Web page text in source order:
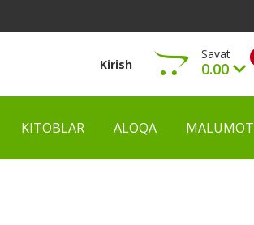
Kirish
Savat
0.00
Ko‘rish
KITOBLAR ALOQA MALUMOT